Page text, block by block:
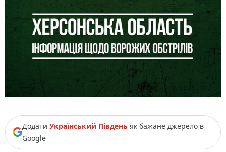
Додати Український Південь як бажане джерело в
Google